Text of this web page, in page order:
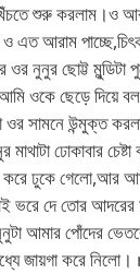
শুরু করলাম।ও
এত আরাম
নুনুর ছোট্ট
ওকে ছেড়ে দিয়ে
ওর সামনে উন্মুক্ত
ঢোকাবার
করে ঢুকে গেলো,আর
দে তোর আদরের
আমার পোঁদের
মধ্যে জায়গা করে